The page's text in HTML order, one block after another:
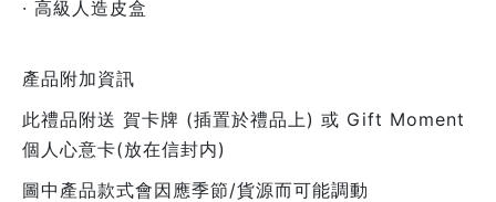
· 高級人造皮盒
產品附加資訊
此禮品附送 賀卡牌 (插置於禮品上) 或 Gift Moment
個人心意卡(放在信封内)
圖中產品款式會因應季節/貨源而可能調動